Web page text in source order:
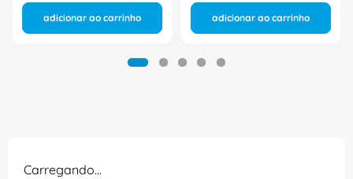
adicionar ao carrinho adicionar ao carrinho
Carregando…